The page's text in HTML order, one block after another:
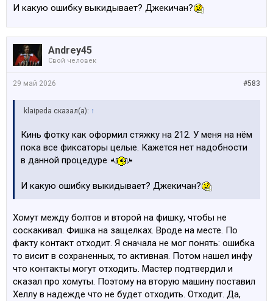
И какую ошибку выкидывает? Джекичан?
Andrey45
Свой человек
#583
29 май 2026
klaipeda сказал(а): ↑
Кинь фотку как оформил стяжку на 212. У меня на нём
пока все фиксаторы целые. Кажется нет надобности
в данной процедуре
И какую ошибку выкидывает? Джекичан?
Хомут между болтов и второй на фишку, чтобы не
соскакивал. Фишка на защелках. Вроде на месте. По
факту контакт отходит. Я сначала не мог понять: ошибка
то висит в сохраненных, то активная. Потом нашел инфу
что контакты могут отходить. Мастер подтвердил и
сказал про хомуты. Поэтому на вторую машину поставил
Хеллу в надежде что не будет отходить. Отходит. Да,